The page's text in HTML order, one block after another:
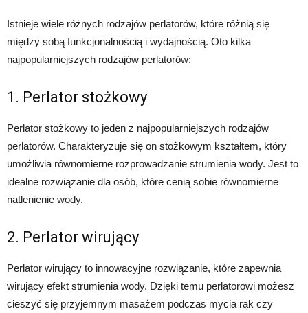
Istnieje wiele różnych rodzajów perlatorów, które różnią się
między sobą funkcjonalnością i wydajnością. Oto kilka
najpopularniejszych rodzajów perlatorów:
1. Perlator stożkowy
Perlator stożkowy to jeden z najpopularniejszych rodzajów
perlatorów. Charakteryzuje się on stożkowym kształtem, który
umożliwia równomierne rozprowadzanie strumienia wody. Jest to
idealne rozwiązanie dla osób, które cenią sobie równomierne
natlenienie wody.
2. Perlator wirujący
Perlator wirujący to innowacyjne rozwiązanie, które zapewnia
wirujący efekt strumienia wody. Dzięki temu perlatorowi możesz
cieszyć się przyjemnym masażem podczas mycia rąk czy